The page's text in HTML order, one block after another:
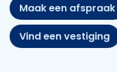
Maak een afspraak
Vind een vestiging